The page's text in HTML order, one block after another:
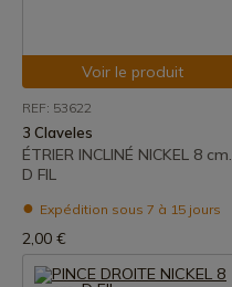
Voir le produit
REF: 53622
3 Claveles
ÉTRIER INCLINÉ NICKEL 8 cm.
D FIL
Expédition sous 7 à 15 jours
2,00 €